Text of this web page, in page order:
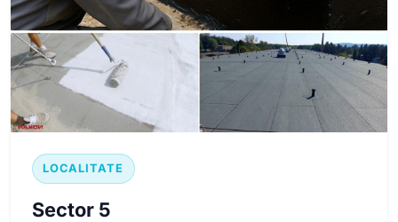
LOCALITATE
Sector 5